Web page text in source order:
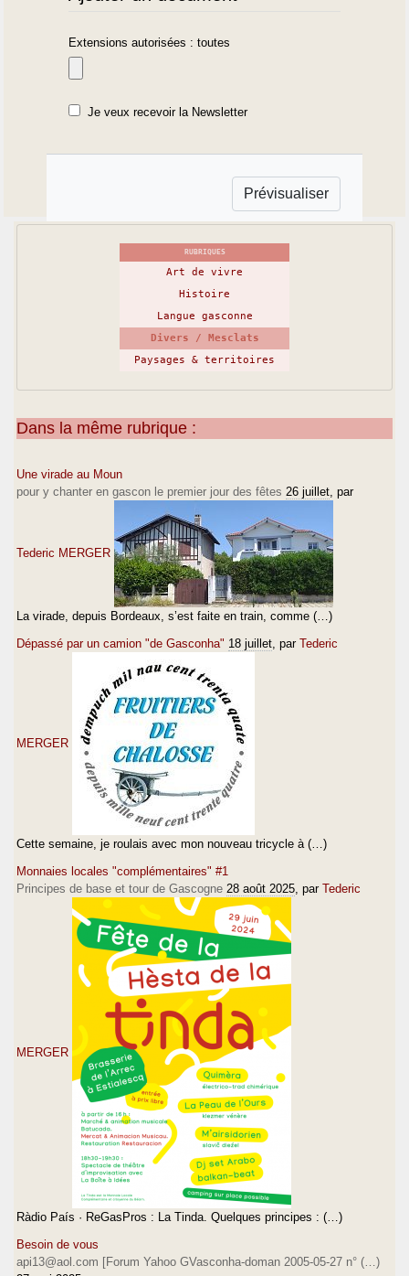
Extensions autorisées : toutes
Je veux recevoir la Newsletter
RUBRIQUES
Art de vivre
Histoire
Langue gasconne
Divers / Mesclats
Paysages & territoires
Dans la même rubrique :
Une virade au Moun
pour y chanter en gascon le premier jour des fêtes 26 juillet , par
Tederic MERGER
La virade, depuis Bordeaux, s’est faite en train, comme (…)
Dépassé par un camion "de Gasconha" 18 juillet , par Tederic
MERGER
Cette semaine, je roulais avec mon nouveau tricycle à (…)
Monnaies locales "complémentaires" #1
Principes de base et tour de Gascogne 28 août 2025 , par Tederic
MERGER
Ràdio País · ReGasPros : La Tinda. Quelques principes : (…)
Besoin de vous
api13@aol.com [Forum Yahoo GVasconha-doman 2005-05-27 n° (…)